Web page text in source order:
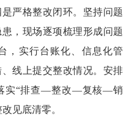
严格整改闭环。坚持问题
，现场逐项梳理形成问题
，实行台账化、信息化管
线上提交整改情况。安排
实“排查—整改—复核—销
见底清零。